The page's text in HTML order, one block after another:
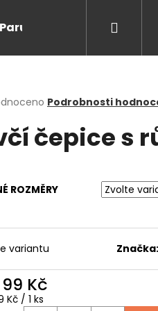
Paruky/kanekalon
Podrobnosti
čepice s
ROZMĚRY
variantu Značka:
99 Kč
Kč / 1 ks